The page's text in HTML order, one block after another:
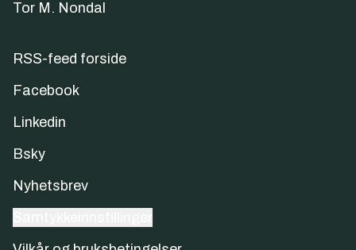
Tor M. Nondal
RSS-feed forside
Facebook
Linkedin
Bsky
Nyhetsbrev